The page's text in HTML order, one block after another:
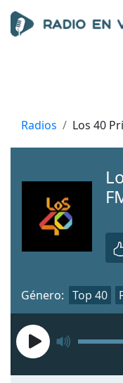
Radios Los 40
Género: Top 40